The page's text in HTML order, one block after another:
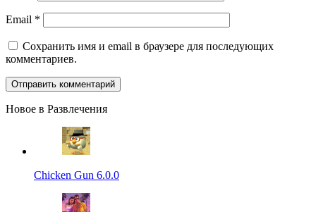
Email *
Сохранить имя и email в браузере для последующих
комментариев.
Новое в Развлечения
Chicken Gun 6.0.0